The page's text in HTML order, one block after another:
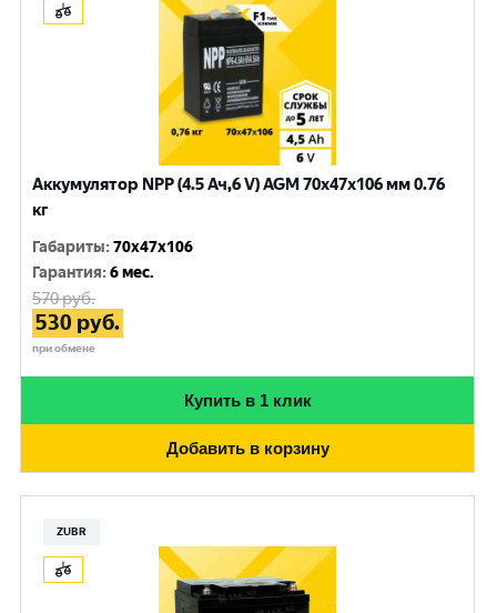
Аккумулятор NPP (4.5 Ач,6 V) AGM 70x47x106 мм 0.76
кг
Габариты:70x47x106
Гарантия:6 мес.
570руб.
530 руб.
при обмене
Купить в 1 клик
Добавить в корзину
ZUBR